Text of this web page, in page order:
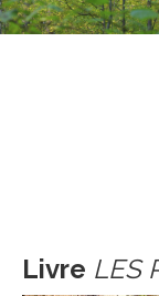
ABEILLES ET
RUSSIE :
VENAIT DU
Livre LES